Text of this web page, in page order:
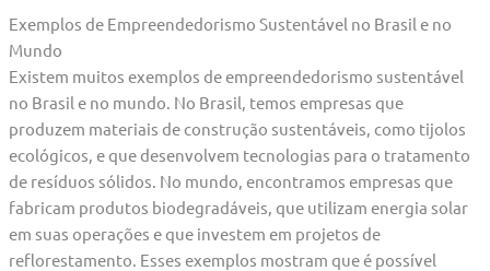
Exemplos de Empreendedorismo Sustentável no Brasil e no
Mundo
Existem muitos exemplos de empreendedorismo sustentável
no Brasil e no mundo. No Brasil, temos empresas que
produzem materiais de construção sustentáveis, como tijolos
ecológicos, e que desenvolvem tecnologias para o tratamento
de resíduos sólidos. No mundo, encontramos empresas que
fabricam produtos biodegradáveis, que utilizam energia solar
em suas operações e que investem em projetos de
reflorestamento. Esses exemplos mostram que é possível